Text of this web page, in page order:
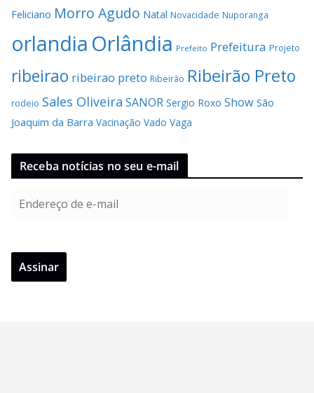
Feliciano Morro Agudo Natal Novacidade Nuporanga
orlandia Orlândia Prefeito Prefeitura Projeto
ribeirao ribeirao preto Ribeirão Ribeirão Preto
rodeio Sales Oliveira SANOR Sergio Roxo Show São
Joaquim da Barra Vacinação Vado Vaga
Receba notícias no seu e-mail
e
e
Assinar